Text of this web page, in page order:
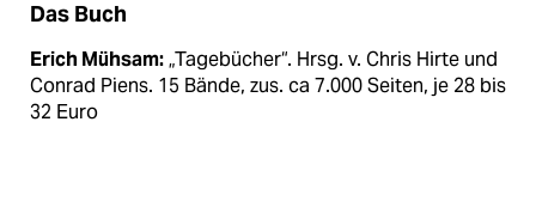
Das Buch
Erich Mühsam:„Tagebücher“. Hrsg. v. Chris Hirte und
Conrad Piens. 15 Bände, zus. ca 7.000 Seiten, je 28 bis
32 Euro